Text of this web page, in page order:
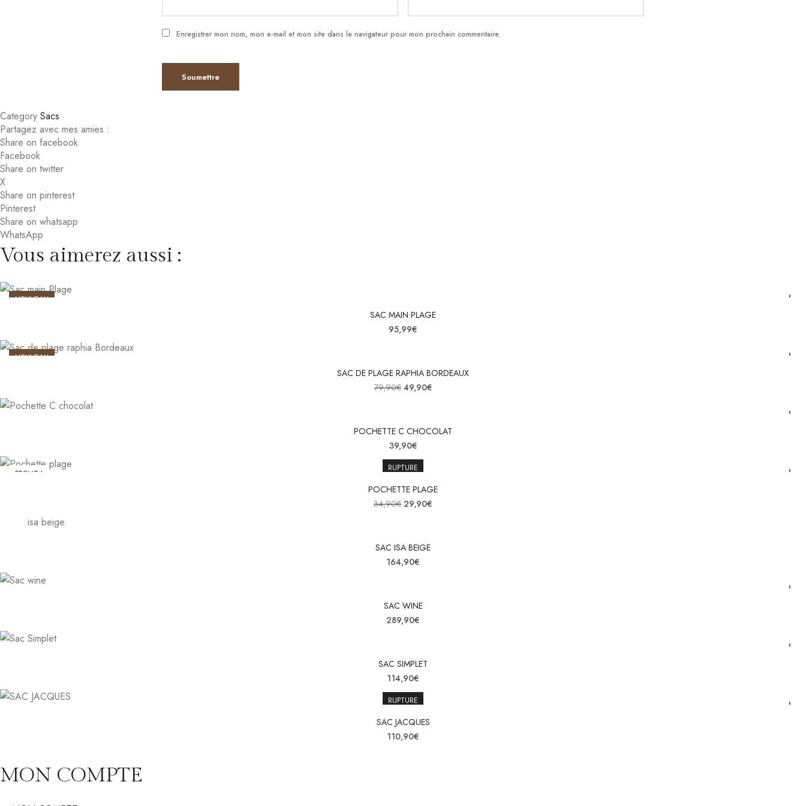
Enregistrer mon nom, mon e-mail et mon site dans le navigateur pour mon prochain commentaire.
Category Sacs
Partagez avec mes amies :
Share on facebook
Facebook
Share on twitter
X
Share on pinterest
Pinterest
Share on whatsapp
WhatsApp
Vous aimerez aussi :
NOUVEAU
SAC MAIN PLAGE
95,99€
NOUVEAU
SAC DE PLAGE RAPHIA BORDEAUX
79,90€ Le prix initial était : 79,90€.
49,90€Le prix actuel est : 49,90€.
POCHETTE C CHOCOLAT
39,90€
PROMO !
RUPTURE
POCHETTE PLAGE
34,90€ Le prix initial était : 34,90€.
29,90€
SAC ISA BEIGE
164,90€
SAC WINE
289,90€
SAC SIMPLET
114,90€
RUPTURE
SAC JACQUES
110,90€
MON COMPTE